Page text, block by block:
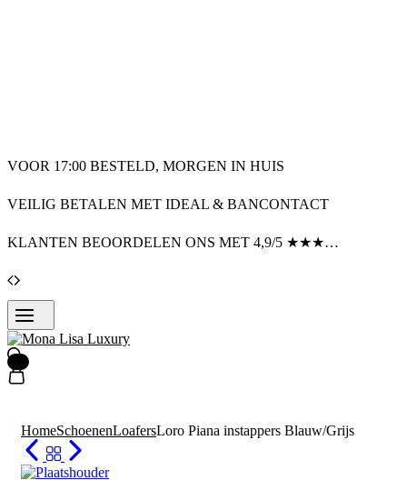
VOOR 17:00 BESTELD, MORGEN IN HUIS
VEILIG BETALEN MET IDEAL & BANCONTACT
KLANTEN BEOORDELEN ONS MET 4,9/5 ★★★★★
Search
HomeSchoenenLoafersLoro Piana instappers Blauw/Grijs